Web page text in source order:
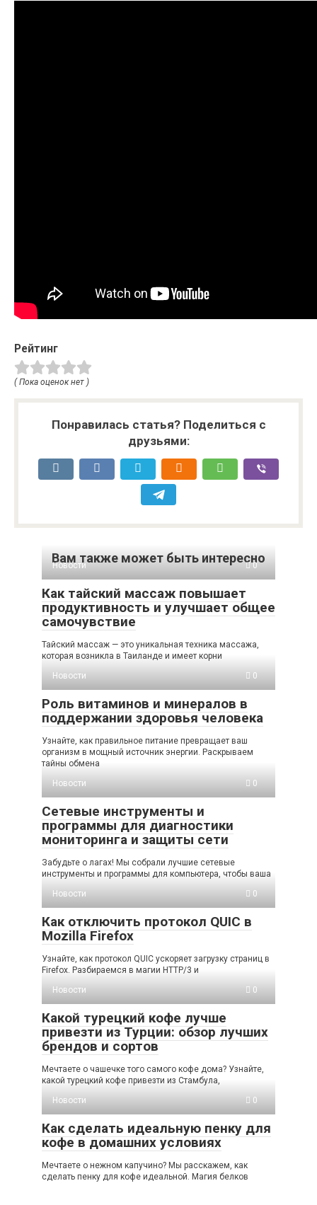
Рейтинг
( Пока оценок нет )
Понравилась статья? Поделиться с
друзьями:
Вам также может быть интересно
Новости 0
Как тайский массаж повышает
продуктивность и улучшает общее
самочувствие
Тайский массаж — это уникальная техника массажа,
которая возникла в Таиланде и имеет корни
Новости
0
Роль витаминов и минералов в
поддержании здоровья человека
Узнайте, как правильное питание превращает ваш
организм в мощный источник энергии. Раскрываем
тайны обмена
Новости
0
Сетевые инструменты и
программы для диагностики
мониторинга и защиты сети
Забудьте о лагах! Мы собрали лучшие сетевые
инструменты и программы для компьютера, чтобы ваша
Новости
0
Как отключить протокол QUIC в
Mozilla Firefox
Узнайте, как протокол QUIC ускоряет загрузку страниц в
Firefox. Разбираемся в магии HTTP/3 и
Новости
0
Какой турецкий кофе лучше
привезти из Турции: обзор лучших
брендов и сортов
Мечтаете о чашечке того самого кофе дома? Узнайте,
какой турецкий кофе привезти из Стамбула,
Новости
0
Как сделать идеальную пенку для
кофе в домашних условиях
Мечтаете о нежном капучино? Мы расскажем, как
сделать пенку для кофе идеальной. Магия белков